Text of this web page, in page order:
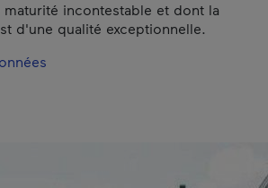
incontestable et dont la
d'une qualité exceptionnelle.